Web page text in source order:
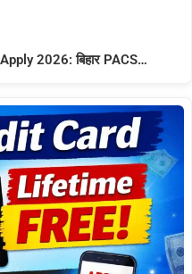
2026: बिहार PACS…